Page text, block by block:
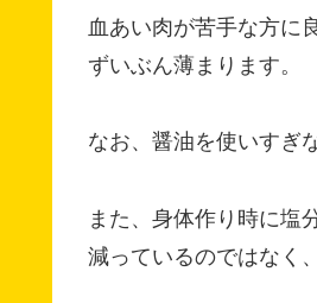
血あい肉が苦手な方に
ずいぶん薄まります。
なお、醤油を使いすぎ
また、身体作り時に塩
減っているのではなく